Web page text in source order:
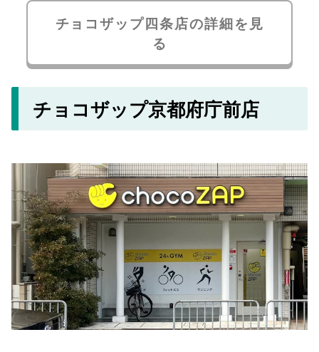
チョコザップ四条店の詳細を見
る
チョコザップ京都府庁前店